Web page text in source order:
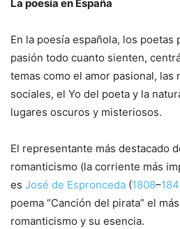
La poesía en España
En la poesía española, los poetas
pasión todo cuanto sienten,
temas como el amor pasional, las
sociales, el Yo del poeta y la
lugares oscuros y misteriosos.
El representante más destacado
romanticismo (la corriente más
es José de Espronceda (1808–
poema “Canción del pirata” el
romanticismo y su esencia.